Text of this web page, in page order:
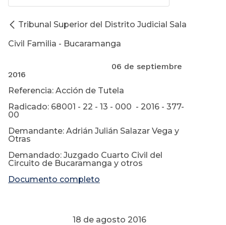
Tribunal Superior del Distrito Judicial Sala
Civil Familia - Bucaramanga
06 de septiembre
2016
Referencia: Acción de Tutela
Radicado: 68001 - 22 - 13 - 000 - 2016 - 377-
00
Demandante: Adrián Julián Salazar Vega y
Otras
Demandado: Juzgado Cuarto Civil del
Circuito de Bucaramanga y otros
Documento completo
18 de agosto 2016